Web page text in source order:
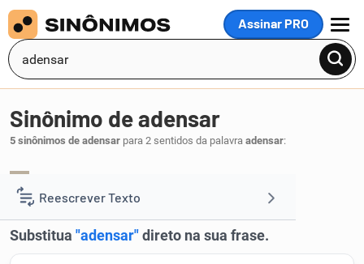
Assinar PRO
MENU
Reescrever Texto
Resumir Texto
Sinônimo de adensar
5 sinônimos de adensar para 2 sentidos da palavra adensar: